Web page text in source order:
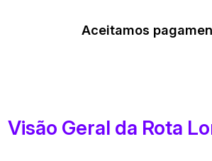
Aceitamos
Visão Geral da Rota